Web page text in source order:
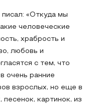
«Откуда мы
человеческие
храбрость и
любовь и
с тем, что
очень ранние
взрослых, но еще в
картинок, из